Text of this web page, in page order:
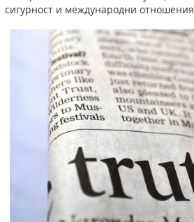
сигурност и международни отношения